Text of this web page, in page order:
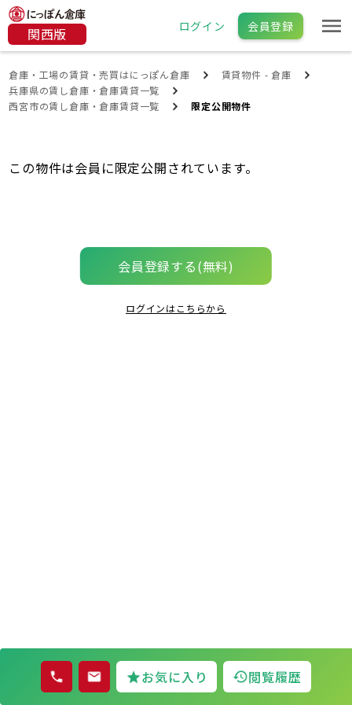
関西版 ログイン 会員登録
倉庫・工場の賃貸・売買はにっぽん倉庫
賃貸物件 - 倉庫
兵庫県の賃し倉庫・倉庫賃貸一覧
西宮市の賃し倉庫・倉庫賃貸一覧
限定公開物件
お気に入り 閲覧履歴
この物件は会員に限定公開されています。
会員登録する(無料)
ログインはこちらから